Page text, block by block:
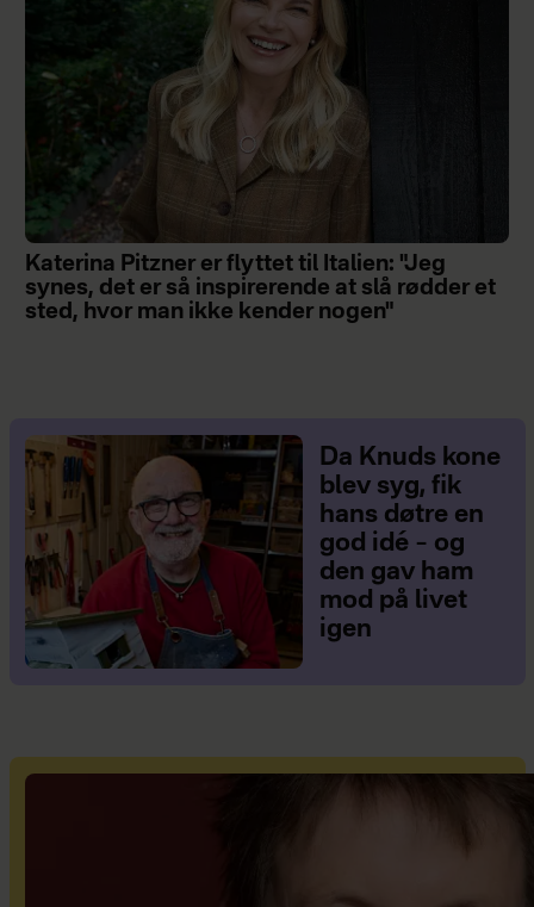
Katerina Pitzner er flyttet til Italien: "Jeg
synes, det er så inspirerende at slå rødder et
sted, hvor man ikke kender nogen"
Da Knuds kone
blev syg, fik
hans døtre en
god idé – og
den gav ham
mod på livet
igen